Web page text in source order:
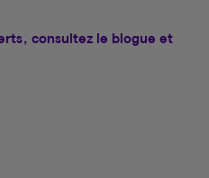
consultez le blogue et